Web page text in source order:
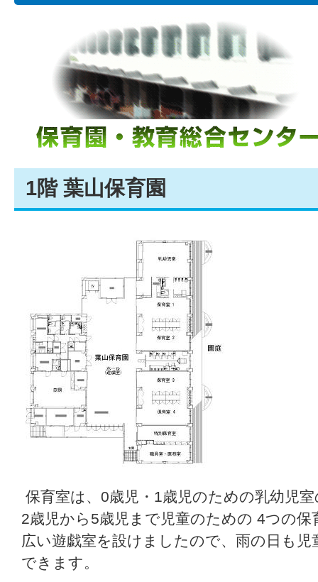
1階 葉山保育園
保育室は、0歳児・1歳児のための乳幼児
2歳児から5歳児まで児童のための 4つの
広い遊戯室を設けましたので、雨の日も
できます。